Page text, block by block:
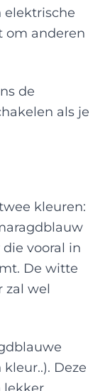
elektrische
om anderen
de
als je
kleuren:
vooral in
De witte
zal wel
Deze